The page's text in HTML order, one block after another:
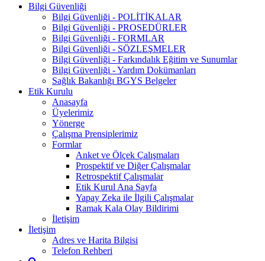
Bilgi Güvenliği
Bilgi Güvenliği - POLİTİKALAR
Bilgi Güvenliği - PROSEDÜRLER
Bilgi Güvenliği - FORMLAR
Bilgi Güvenliği - SÖZLEŞMELER
Bilgi Güvenliği - Farkındalık Eğitim ve Sunumlar
Bilgi Güvenliği - Yardım Dokümanları
Sağlık Bakanlığı BGYS Belgeler
Etik Kurulu
Anasayfa
Üyelerimiz
Yönerge
Çalışma Prensiplerimiz
Formlar
Anket ve Ölçek Çalışmaları
Prospektif ve Diğer Çalışmalar
Retrospektif Çalışmalar
Etik Kurul Ana Sayfa
Yapay Zeka ile İlgili Çalışmalar
Ramak Kala Olay Bildirimi
İletişim
İletişim
Adres ve Harita Bilgisi
Telefon Rehberi